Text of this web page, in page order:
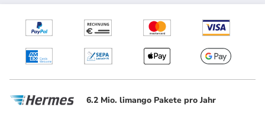
6.2 Mio. limango Pakete pro Jahr